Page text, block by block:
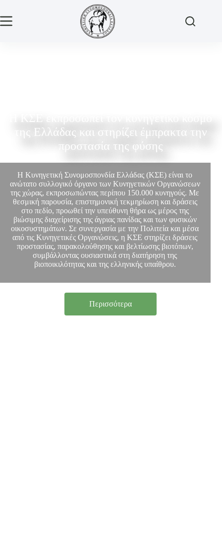
της Ελλάδας και στηρίζει έμπρακτα την
προστασία της φύσης
Η Κυνηγετική Συνομοσπονδία Ελλάδας (ΚΣΕ) είναι το
ανώτατο συλλογικό όργανο των Κυνηγετικών Οργανώσεων
της χώρας, εκπροσωπώντας περίπου 150.000 κυνηγούς. Με
θεσμική παρουσία, επιστημονική τεκμηρίωση και δράσεις
στο πεδίο, προωθεί την υπεύθυνη θήρα ως μέρος της
βιώσιμης διαχείρισης της άγριας πανίδας και των φυσικών
οικοσυστημάτων. Σε συνεργασία με την Πολιτεία και μέσα
από τις Κυνηγετικές Οργανώσεις, η ΚΣΕ στηρίζει δράσεις
προστασίας, παρακολούθησης και βελτίωσης βιοτόπων,
συμβάλλοντας ουσιαστικά στη διατήρηση της
βιοποικιλότητας και της ελληνικής υπαίθρου.
Περισσότερα